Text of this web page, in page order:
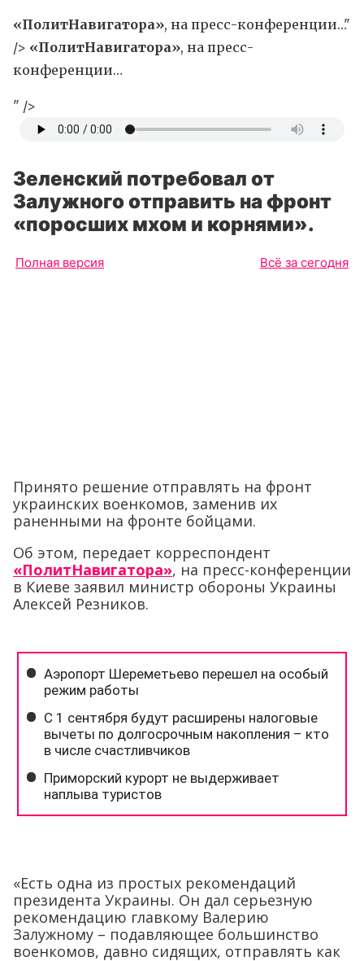
«ПолитНавигатора», на пресс-конференции…"
/> «ПолитНавигатора», на пресс-
конференции…
" />
Зеленский потребовал от
Залужного отправить на фронт
«поросших мхом и корнями».
Полная версия Всё за сегодня
Принято решение отправлять на фронт
украинских военкомов, заменив их
раненными на фронте бойцами.
Об этом, передает корреспондент
«ПолитНавигатора», на пресс-конференции
в Киеве заявил министр обороны Украины
Алексей Резников.
«Есть одна из простых рекомендаций
президента Украины. Он дал серьезную
рекомендацию главкому Валерию
Залужному – подавляющее большинство
военкомов, давно сидящих, отправлять как